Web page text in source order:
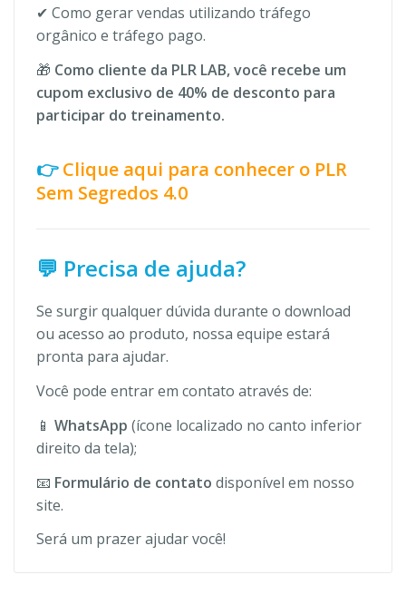
✔ Como gerar vendas utilizando tráfego
orgânico e tráfego pago.
🎁 Como cliente da PLR LAB, você recebe um
cupom exclusivo de 40% de desconto para
participar do treinamento.
👉 Clique aqui para conhecer o PLR
Sem Segredos 4.0
💬 Precisa de ajuda?
Se surgir qualquer dúvida durante o download
ou acesso ao produto, nossa equipe estará
pronta para ajudar.
Você pode entrar em contato através de:
📱 WhatsApp (ícone localizado no canto inferior
direito da tela);
📧 Formulário de contato disponível em nosso
site.
Será um prazer ajudar você!